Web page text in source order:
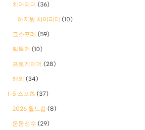
치어리더 (36)
하지원 치어리더 (10)
코스프레 (59)
틱톡커 (10)
프로게이머 (28)
해외 (34)
1-5 스포츠 (37)
2026 월드컵 (8)
운동선수 (29)